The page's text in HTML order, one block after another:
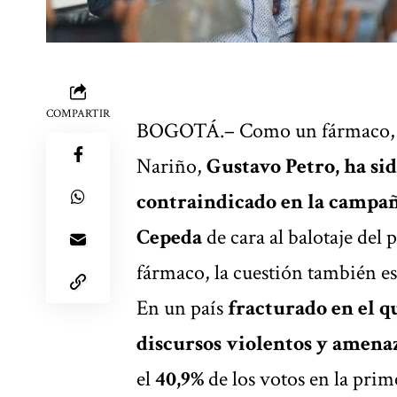
COMPARTIR
BOGOTÁ.– Como un fármaco,
Nariño,Gustavo Petro, ha
contraindicado en la
Cepedade cara al balotaje
fármaco, la cuestión también
En un paísfracturado en el
discursos violentos y
el40,9%de los votos en la